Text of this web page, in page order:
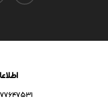
02177647531 -